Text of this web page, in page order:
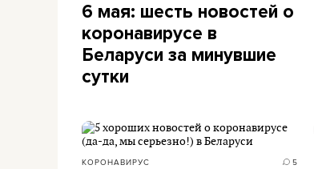
6 мая: шесть новостей о
коронавирусе в
Беларуси за минувшие
сутки
КОРОНАВИРУС 5